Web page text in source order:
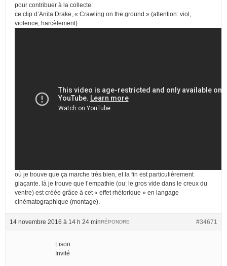
pour contribuer à la collecte:
ce clip d’Anita Drake, « Crawling on the ground » (attention: viol,
violence, harcèlement)
où je trouve que ça marche très bien, et la fin est particulièrement
glaçante. là je trouve que l’empathie (ou: le gros vide dans le creux du
ventre) est créée grâce à cet « effet rhétorique » en langage
cinématographique (montage).
14 novembre 2016 à 14 h 24 min #34671
RÉPONDRE
Lison
Invité